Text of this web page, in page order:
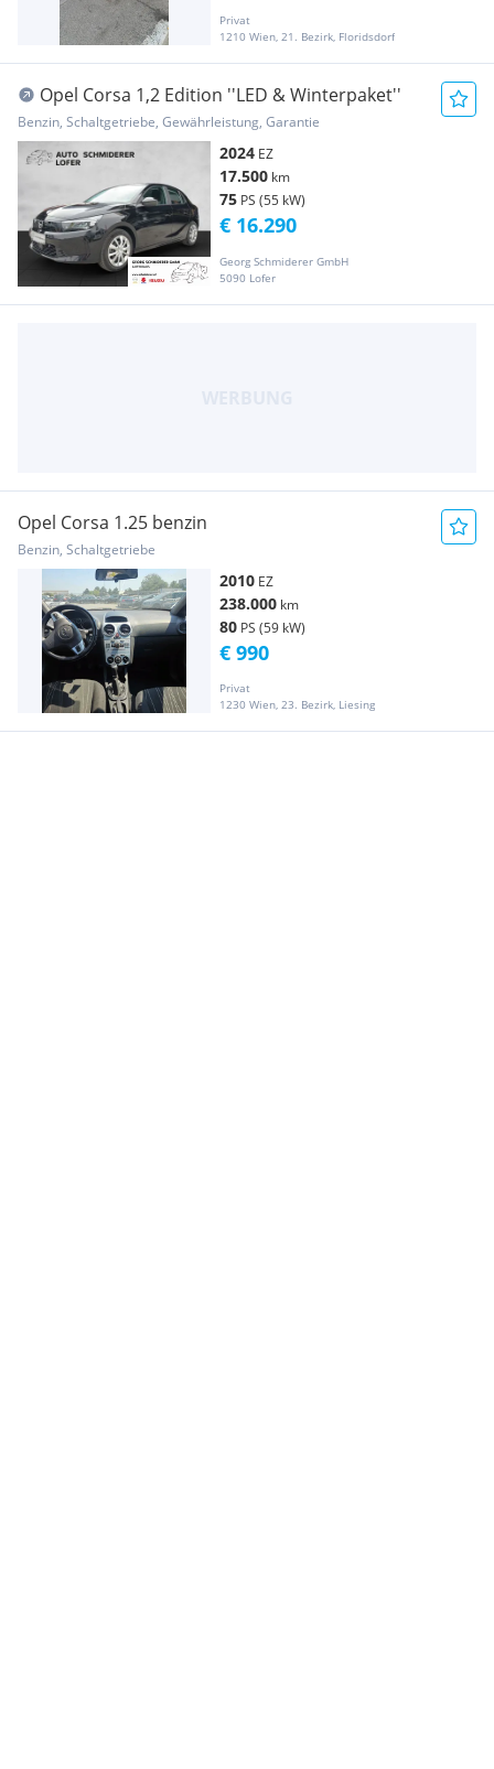
Privat
1210 Wien, 21. Bezirk, Floridsdorf
Opel Corsa 1,2 Edition ''LED & Winterpaket''
Benzin, Schaltgetriebe, Gewährleistung, Garantie
2024 EZ
17.500 km
75 PS (55 kW)
Georg Schmiderer GmbH
5090 Lofer
€ 16.290
Opel Corsa 1.25 benzin
Benzin, Schaltgetriebe
2010 EZ
238.000 km
80 PS (59 kW)
Privat
1230 Wien, 23. Bezirk, Liesing
€ 990